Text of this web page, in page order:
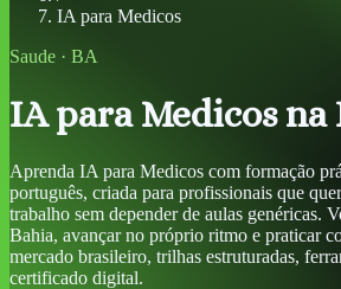
IA para Medicos
Saude · BA
IA para Medicos na
Aprenda IA para Medicos com formação
português, criada para profissionais que
trabalho sem depender de aulas genéricas.
Bahia, avançar no próprio ritmo e praticar
mercado brasileiro, trilhas estruturadas,
certificado digital.